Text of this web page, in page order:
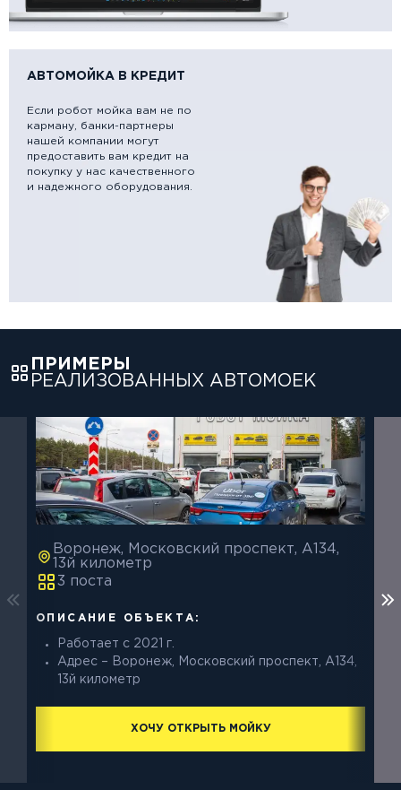
АВТОМОЙКА В КРЕДИТ
Если робот мойка вам не по
карману, банки-партнеры
нашей компании могут
предоставить вам кредит на
покупку у нас качественного
и надежного оборудования.
ПРИМЕРЫ
РЕАЛИЗОВАННЫХ АВТОМОЕК
Воронеж, Московский проспект, A134,
13й километр
3 поста
ОПИСАНИЕ ОБЪЕКТА:
Работает с 2021 г.
Адрес – Воронеж, Московский проспект, A134,
13й километр
ХОЧУ ОТКРЫТЬ МОЙКУ